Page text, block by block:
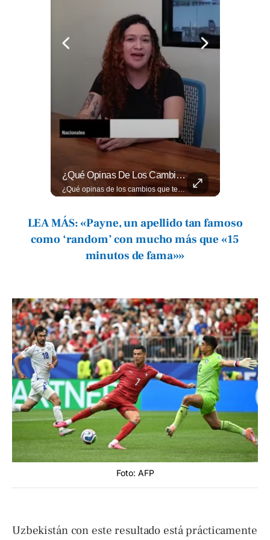
¿Qué Opinas De Los Cambios Que Tendrá Este Proyecto?
¿Qué opinas de los cambios que tendrá este proyecto? Jardines verticales, ciclovía y accesos inclusivos destacan entre las novedades del viaducto Los Chorros. Lee más 👉 eldiariodehoy.com
LEA MÁS: «Payne, un apellido tan famoso
como ‘random’ con mucho más que «15
minutos de fama»»
Foto: AFP
Uzbekistán con este resultado está prácticamente